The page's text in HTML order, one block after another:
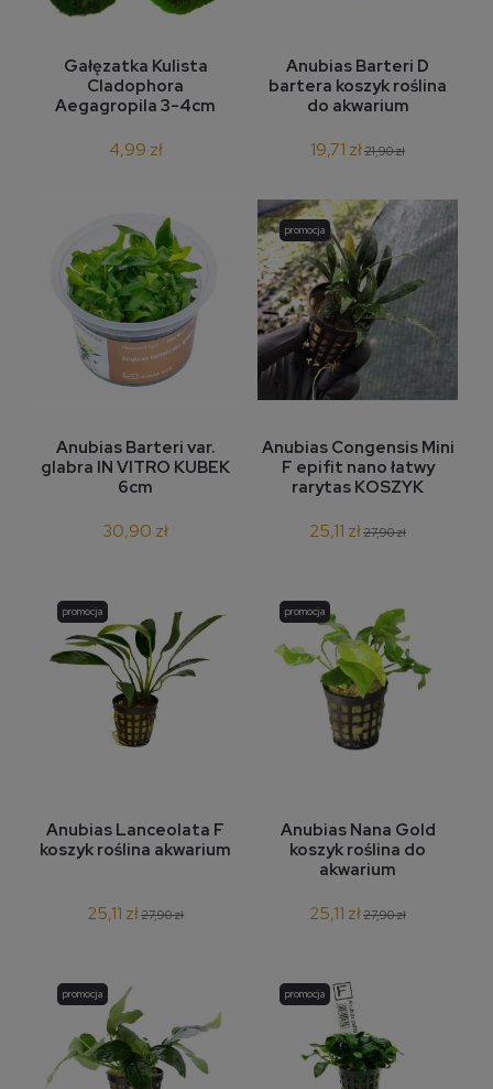
Gałęzatka Kulista
Cladophora
Aegagropila 3-4cm
4,99 zł
Anubias Barteri D
bartera koszyk roślina
do akwarium
19,71 zł21,90 zł
Anubias Barteri var.
glabra IN VITRO KUBEK
6cm
30,90 zł
Anubias Congensis Mini
F epifit nano łatwy
rarytas KOSZYK
25,11 zł27,90 zł
promocja
Anubias Lanceolata F
koszyk roślina akwarium
25,11 zł27,90 zł
promocja
Anubias Nana Gold
koszyk roślina do
akwarium
25,11 zł27,90 zł
promocja
promocja promocja